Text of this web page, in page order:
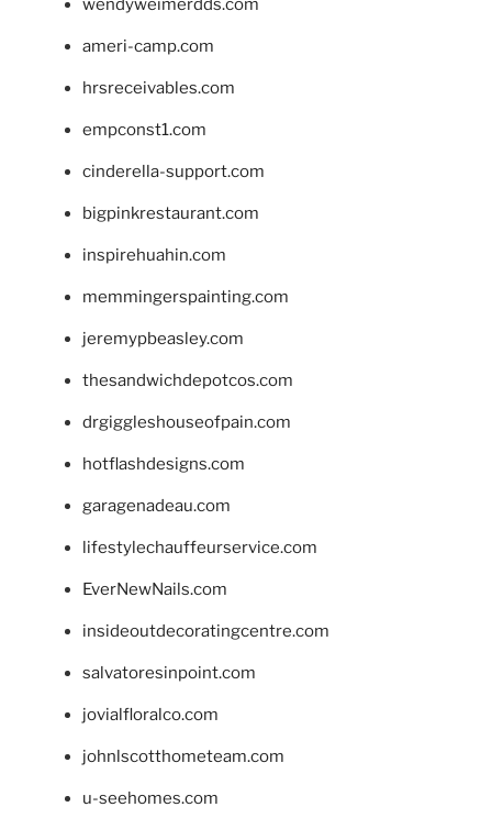
wendyweimerdds.com
ameri-camp.com
hrsreceivables.com
empconst1.com
cinderella-support.com
bigpinkrestaurant.com
inspirehuahin.com
memmingerspainting.com
jeremypbeasley.com
thesandwichdepotcos.com
drgiggleshouseofpain.com
hotflashdesigns.com
garagenadeau.com
lifestylechauffeurservice.com
EverNewNails.com
insideoutdecoratingcentre.com
salvatoresinpoint.com
jovialfloralco.com
johnlscotthometeam.com
u-seehomes.com